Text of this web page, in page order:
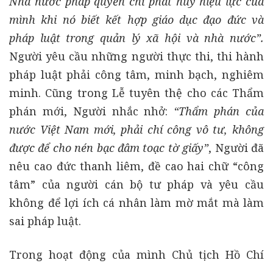
mình khi nó biết kết hợp giáo dục đạo đức và
pháp luật trong quản lý xã hội và nhà nước”.
Người yêu cầu những người thực thi, thi hành
pháp luật phải công tâm, minh bạch, nghiêm
minh. Cũng trong Lễ tuyên thệ cho các Thẩm
phán mới, Người nhắc nhở: “Thẩm phán của
nước Việt Nam mới, phải chí công vô tư, không
được để cho nén bạc đâm toạc tờ giấy”, Người đã
nêu cao đức thanh liêm, đề cao hai chữ “công
tâm” của người cán bộ tư pháp và yêu cầu
không để lợi ích cá nhân làm mờ mắt mà làm
sai pháp luật.
Trong hoạt động của mình Chủ tịch Hồ Chí